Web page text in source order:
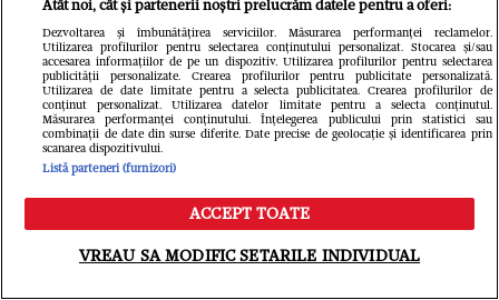
Meniu Caută
Atât noi, cât și partenerii noștri prelucrăm datele pentru a oferi:
Dezvoltarea și îmbunătățirea serviciilor. Măsurarea performanței reclamelor.
Utilizarea profilurilor pentru selectarea conținutului personalizat. Stocarea și/sau
accesarea informațiilor de pe un dispozitiv. Utilizarea profilurilor pentru selectarea
publicității personalizate. Crearea profilurilor pentru publicitate personalizată.
Utilizarea de date limitate pentru a selecta publicitatea. Crearea profilurilor de
conținut personalizat. Utilizarea datelor limitate pentru a selecta conținutul.
Măsurarea performanței conținutului. Înțelegerea publicului prin statistici sau
combinații de date din surse diferite. Date precise de geolocație și identificarea prin
scanarea dispozitivului.
Listă parteneri (furnizori)
ACCEPT TOATE
VREAU SA MODIFIC SETARILE INDIVIDUAL